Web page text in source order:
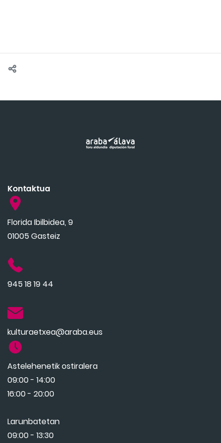
Kontaktua
Florida Ibilbidea, 9
01005 Gasteiz
945 18 19 44
kulturaetxea@araba.eus
Astelehenetik ostiralera
09:00 - 14:00
16:00 - 20:00
Larunbatetan
09:00 - 13:30